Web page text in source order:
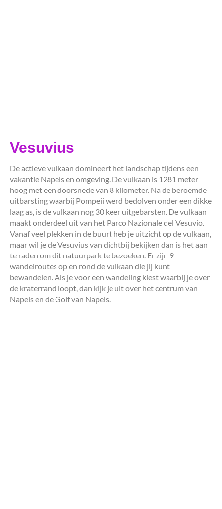
Vesuvius
De actieve vulkaan domineert het landschap tijdens een
vakantie Napels en omgeving. De vulkaan is 1281 meter
hoog met een doorsnede van 8 kilometer. Na de beroemde
uitbarsting waarbij Pompeii werd bedolven onder een dikke
laag as, is de vulkaan nog 30 keer uitgebarsten. De vulkaan
maakt onderdeel uit van het Parco Nazionale del Vesuvio.
Vanaf veel plekken in de buurt heb je uitzicht op de vulkaan,
maar wil je de Vesuvius van dichtbij bekijken dan is het aan
te raden om dit natuurpark te bezoeken. Er zijn 9
wandelroutes op en rond de vulkaan die jij kunt
bewandelen. Als je voor een wandeling kiest waarbij je over
de kraterrand loopt, dan kijk je uit over het centrum van
Napels en de Golf van Napels.